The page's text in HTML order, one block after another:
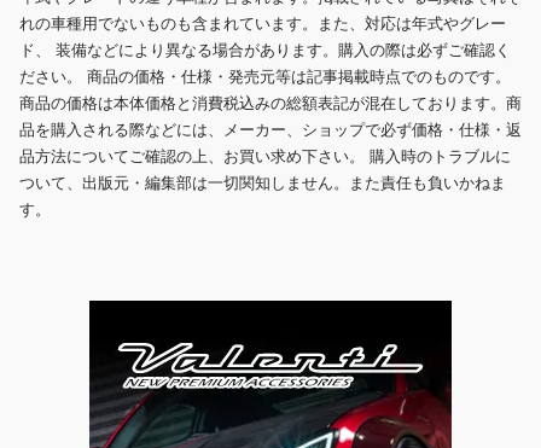
れの車種用でないものも含まれています。また、対応は年式やグレー
ド、 装備などにより異なる場合があります。購入の際は必ずご確認く
ださい。 商品の価格・仕様・発売元等は記事掲載時点でのものです。
商品の価格は本体価格と消費税込みの総額表記が混在しております。商
品を購入される際などには、メーカー、ショップで必ず価格・仕様・返
品方法についてご確認の上、お買い求め下さい。 購入時のトラブルに
ついて、出版元・編集部は一切関知しません。また責任も負いかねま
す。